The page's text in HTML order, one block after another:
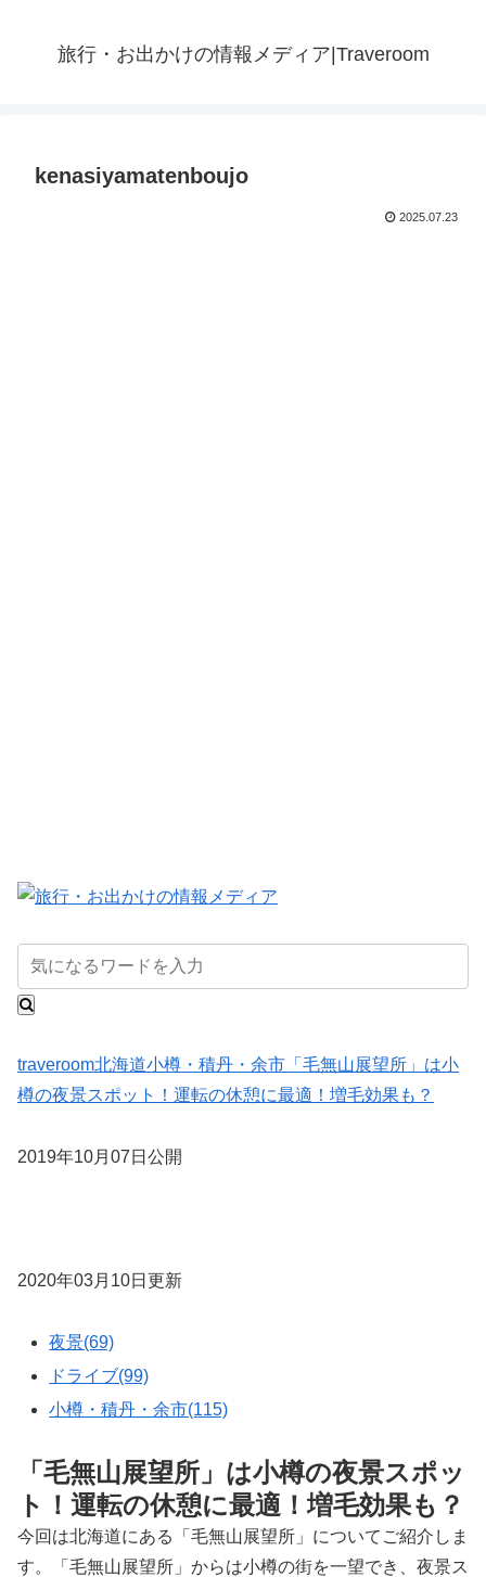
旅行・お出かけの情報メディア|Traveroom
kenasiyamatenboujo
2025.07.23
traveroom北海道小樽・積丹・余市 「毛無山展望所」は小
樽の夜景スポット！運転の休憩に最適！増毛効果も？
2019年10月07日公開
2020年03月10日更新
夜景(69)
ドライブ(99)
小樽・積丹・余市(115)
「毛無山展望所」は小樽の夜景スポッ
ト！運転の休憩に最適！増毛効果も？
今回は北海道にある「毛無山展望所」についてご紹介しま
す。「毛無山展望所」からは小樽の街を一望でき、夜景ス